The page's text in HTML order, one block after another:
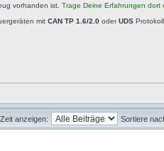
vorhanden ist. Trage Deine Erfahrungen dort
mit CAN TP 1.6/2.0 oderUDS
anzeigen: Sortiere